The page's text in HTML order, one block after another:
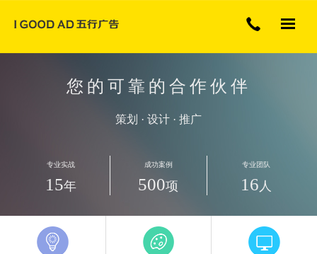
您的可靠的合作伙伴
策划 · 设计 · 推广
专业实战
15年
成功案例
500项
专业团队
16 人